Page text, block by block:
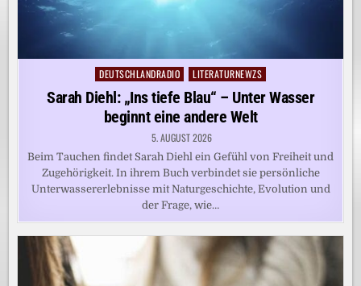
Posted
in
DEUTSCHLANDRADIO LITERATURNEWZS
Sarah Diehl: „Ins tiefe Blau“ – Unter Wasser
beginnt eine andere Welt
5. AUGUST 2026
Beim Tauchen findet Sarah Diehl ein Gefühl von Freiheit und
Zugehörigkeit. In ihrem Buch verbindet sie persönliche
Unterwassererlebnisse mit Naturgeschichte, Evolution und
der Frage, wie…